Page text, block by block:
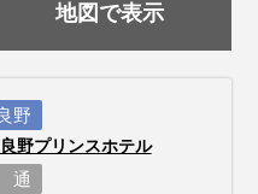
地図で表示
野
野プリンスホテル
通